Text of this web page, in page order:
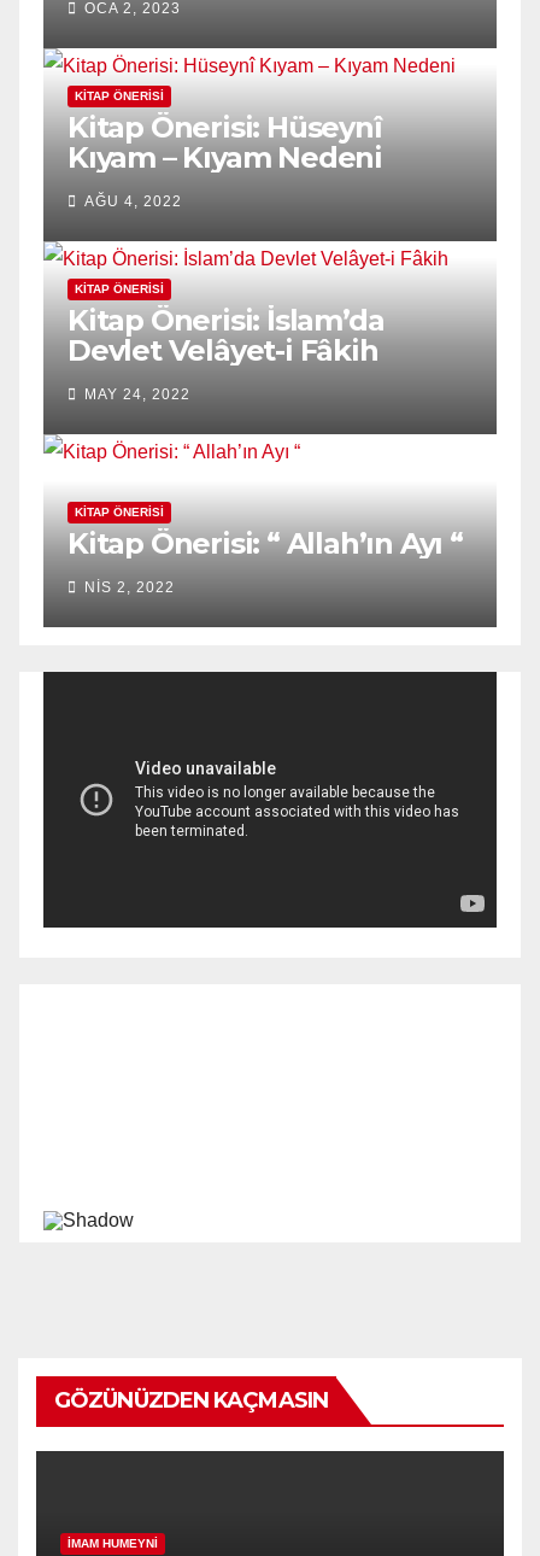
Süleymani
OCA 2, 2023
KITAP ÖNERISI
Kitap Önerisi: Hüseynî
Kıyam – Kıyam Nedeni
AĞU 4, 2022
KITAP ÖNERISI
Kitap Önerisi: İslam’da
Devlet Velâyet-i Fâkih
MAY 24, 2022
KITAP ÖNERISI
Kitap Önerisi: “ Allah’ın Ayı “
NIS 2, 2022
GÖZÜNÜZDEN KAÇMASIN
İMAM HUMEYNI